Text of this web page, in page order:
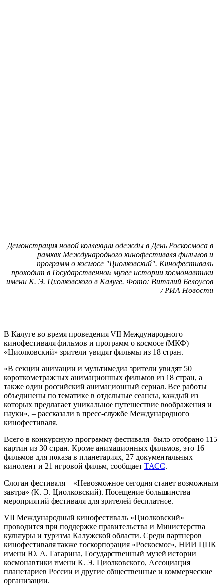
Демонстрация новой коллекции одежды в День Роскосмоса в
рамках Международного кинофестиваля фильмов и
программ о космосе "Циолковский". Кинофестиваль
проходит в Государственном музее истории космонавтики
имени К. Э. Циолковского в Калуге. Фото: Виталий Белоусов
/ РИА Новости
В Калуге во время проведения VII Международного
кинофестиваля фильмов и программ о космосе (МКФ)
«Циолковский» зрители увидят фильмы из 18 стран.
«В секции анимации и мультимедиа зрители увидят 50
короткометражных анимационных фильмов из 18 стран, а
также один российский анимационный сериал. Все работы
объединены по тематике в отдельные сеансы, каждый из
которых предлагает уникальное путешествие воображения и
науки», – рассказали в пресс-службе Международного
кинофестиваля.
Всего в конкурсную программу фестиваля было отобрано 115
картин из 30 стран. Кроме анимационных фильмов, это 16
фильмов для показа в планетариях, 27 документальных
кинолент и 21 игровой фильм, сообщает ТАСС.
Слоган фестиваля – «Невозможное сегодня станет возможным
завтра» (К. Э. Циолковский). Посещение большинства
мероприятий фестиваля для зрителей бесплатное.
VII Международный кинофестиваль «Циолковский»
проводится при поддержке правительства и Министерства
культуры и туризма Калужской области. Среди партнеров
кинофестиваля также госкорпорация «Роскосмос», НИИ ЦПК
имени Ю. А. Гагарина, Государственный музей истории
космонавтики имени К. Э. Циолковского, Ассоциация
планетариев России и другие общественные и коммерческие
организации.